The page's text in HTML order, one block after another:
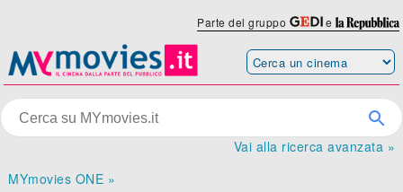
Parte del gruppo e
Vai alla ricerca avanzata »
MYmovies ONE »